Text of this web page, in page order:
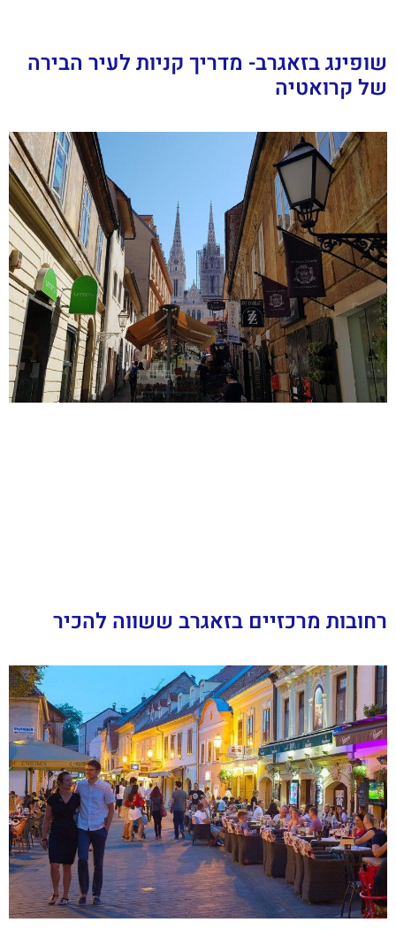
שופינג בזאגרב- מדריך קניות לעיר הבירה
של קרואטיה
רחובות מרכזיים בזאגרב ששווה להכיר